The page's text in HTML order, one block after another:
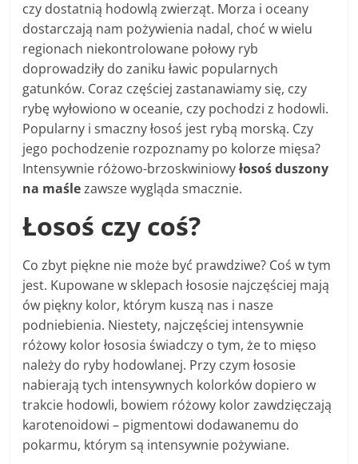
czy dostatnią hodowlą zwierząt. Morza i oceany
dostarczają nam pożywienia nadal, choć w wielu
regionach niekontrolowane połowy ryb
doprowadziły do zaniku ławic popularnych
gatunków. Coraz częściej zastanawiamy się, czy
rybę wyłowiono w oceanie, czy pochodzi z hodowli.
Popularny i smaczny łosoś jest rybą morską. Czy
jego pochodzenie rozpoznamy po kolorze mięsa?
Intensywnie różowo-brzoskwiniowyłosoś duszony
na maślezawsze wygląda smacznie.
Łosoś czy coś?
Co zbyt piękne nie może być prawdziwe? Coś w tym
jest. Kupowane w sklepach łososie najczęściej mają
ów piękny kolor, którym kuszą nas i nasze
podniebienia. Niestety, najczęściej intensywnie
różowy kolor łososia świadczy o tym, że to mięso
należy do ryby hodowlanej. Przy czym łososie
nabierają tych intensywnych kolorków dopiero w
trakcie hodowli, bowiem różowy kolor zawdzięczają
karotenoidowi – pigmentowi dodawanemu do
pokarmu, którym są intensywnie pożywiane.